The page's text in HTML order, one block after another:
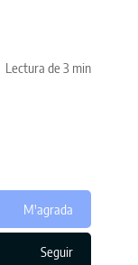
Lectura de 3 min
M'agrada
Seguir